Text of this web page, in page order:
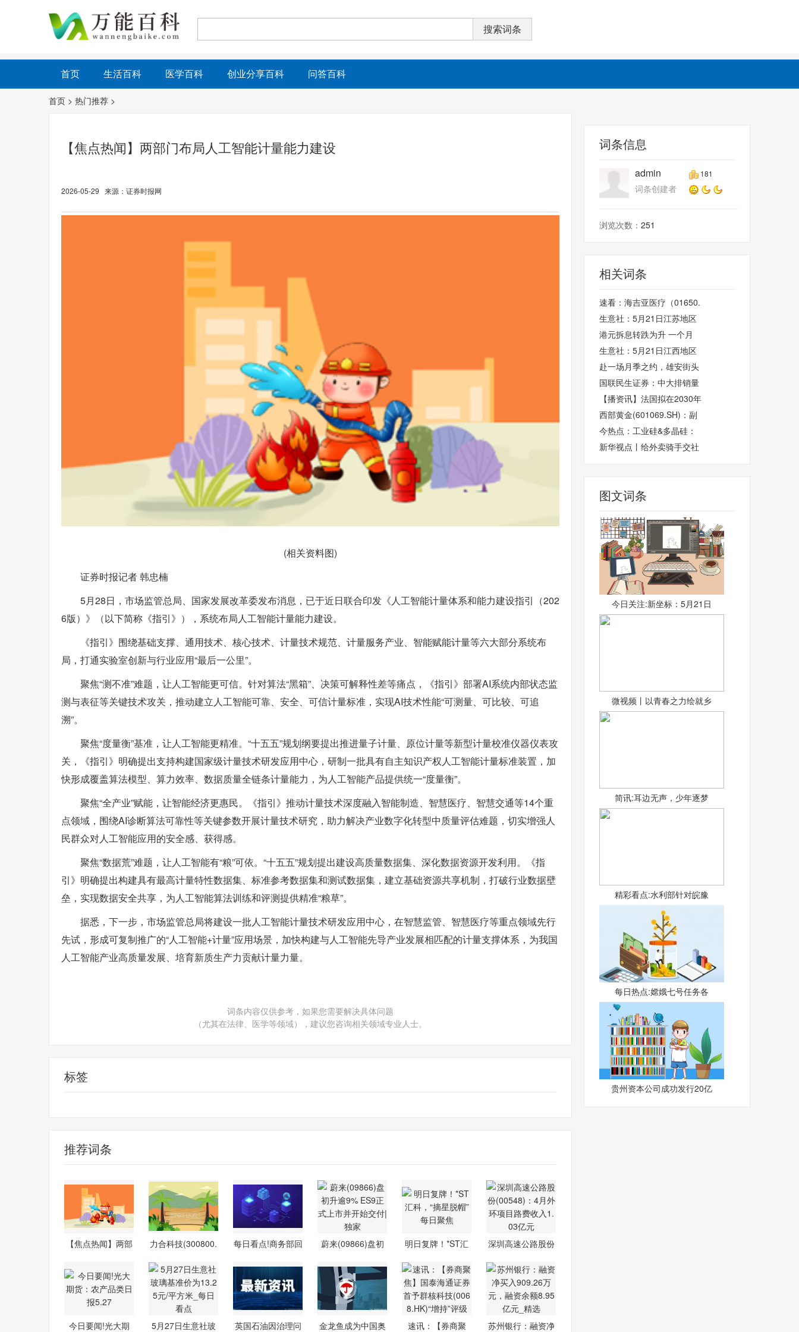
首页 生活百科 医学百科 创业分享百科 问答百科
首页 > 热门推荐 >
【焦点热闻】两部门布局人工智能计量能力建设
2026-05-29 来源：证券时报网
(相关资料图)
证券时报记者 韩忠楠
5月28日，市场监管总局、国家发展改革委发布消息，已于近日联合印发《人工智能计量体系和能力建设指引（202
6版）》（以下简称《指引》），系统布局人工智能计量能力建设。
《指引》围绕基础支撑、通用技术、核心技术、计量技术规范、计量服务产业、智能赋能计量等六大部分系统布
局，打通实验室创新与行业应用“最后一公里”。
聚焦“测不准”难题，让人工智能更可信。针对算法“黑箱”、决策可解释性差等痛点，《指引》部署AI系统内部状态监
测与表征等关键技术攻关，推动建立人工智能可靠、安全、可信计量标准，实现AI技术性能“可测量、可比较、可追
溯”。
聚焦“度量衡”基准，让人工智能更精准。“十五五”规划纲要提出推进量子计量、原位计量等新型计量校准仪器仪表攻
关，《指引》明确提出支持构建国家级计量技术研发应用中心，研制一批具有自主知识产权人工智能计量标准装置，加
快形成覆盖算法模型、算力效率、数据质量全链条计量能力，为人工智能产品提供统一“度量衡”。
聚焦“全产业”赋能，让智能经济更惠民。《指引》推动计量技术深度融入智能制造、智慧医疗、智慧交通等14个重
点领域，围绕AI诊断算法可靠性等关键参数开展计量技术研究，助力解决产业数字化转型中质量评估难题，切实增强人
民群众对人工智能应用的安全感、获得感。
聚焦“数据荒”难题，让人工智能有“粮”可依。“十五五”规划提出建设高质量数据集、深化数据资源开发利用。《指
引》明确提出构建具有最高计量特性数据集、标准参考数据集和测试数据集，建立基础资源共享机制，打破行业数据壁
垒，实现数据安全共享，为人工智能算法训练和评测提供精准“粮草”。
据悉，下一步，市场监管总局将建设一批人工智能计量技术研发应用中心，在智慧监管、智慧医疗等重点领域先行
先试，形成可复制推广的“人工智能+计量”应用场景，加快构建与人工智能先导产业发展相匹配的计量支撑体系，为我国
人工智能产业高质量发展、培育新质生产力贡献计量力量。
词条内容仅供参考，如果您需要解决具体问题
（尤其在法律、医学等领域），建议您咨询相关领域专业人士。
标签
推荐词条
【焦点热闻】两部
力合科技(300800.
每日看点!商务部回
蔚来(09866)盘初
明日复牌！*ST汇
深圳高速公路股份
今日要闻!光大期 5月27日生意社玻 英国石油因治理问 金龙鱼成为中国奥 速讯：【券商聚 苏州银行：融资净
词条信息
admin 181
词条创建者
浏览次数： 251
相关词条
速看：海吉亚医疗（01650.
生意社：5月21日江苏地区
港元拆息转跌为升 一个月
生意社：5月21日江西地区
赴一场月季之约，雄安街头
国联民生证券：中大排销量
【播资讯】法国拟在2030年
西部黄金(601069.SH)：副
今热点：工业硅&多晶硅：
新华视点丨给外卖骑手交社
图文词条
今日关注:新坐标：5月21日
微视频丨以青春之力绘就乡
简讯:耳边无声，少年逐梦
精彩看点:水利部针对皖豫
每日热点:嫦娥七号任务各
贵州资本公司成功发行20亿